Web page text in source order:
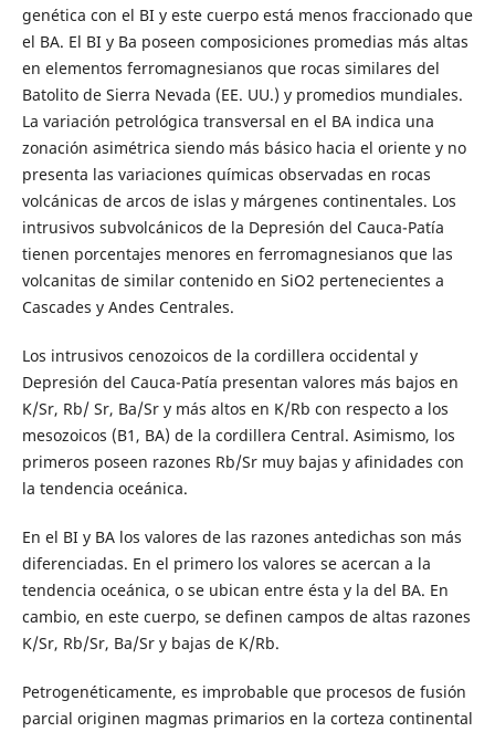
genética con el BI y este cuerpo está menos fraccionado que
el BA. El BI y Ba poseen composiciones promedias más altas
en elementos ferromagnesianos que rocas similares del
Batolito de Sierra Nevada (EE. UU.) y promedios mundiales.
La variación petrológica transversal en el BA indica una
zonación asimétrica siendo más básico hacia el oriente y no
presenta las variaciones químicas observadas en rocas
volcánicas de arcos de islas y márgenes continentales. Los
intrusivos subvolcánicos de la Depresión del Cauca-Patía
tienen porcentajes menores en ferromagnesianos que las
volcanitas de similar contenido en SiO2 pertenecientes a
Cascades y Andes Centrales.
Los intrusivos cenozoicos de la cordillera occidental y
Depresión del Cauca-Patía presentan valores más bajos en
K/Sr, Rb/ Sr, Ba/Sr y más altos en K/Rb con respecto a los
mesozoicos (B1, BA) de la cordillera Central. Asimismo, los
primeros poseen razones Rb/Sr muy bajas y afinidades con
la tendencia oceánica.
En el BI y BA los valores de las razones antedichas son más
diferenciadas. En el primero los valores se acercan a la
tendencia oceánica, o se ubican entre ésta y la del BA. En
cambio, en este cuerpo, se definen campos de altas razones
K/Sr, Rb/Sr, Ba/Sr y bajas de K/Rb.
Petrogenéticamente, es improbable que procesos de fusión
parcial originen magmas primarios en la corteza continental